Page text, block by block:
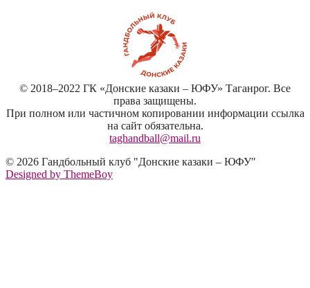
© 2018–2022 ГК «Донские казаки – ЮФУ» Таганрог. Все
права защищены.
При полном или частичном копировании информации ссылка
на сайт обязательна.
taghandball@mail.ru
© 2026 Гандбольный клуб "Донские казаки – ЮФУ"
Designed by ThemeBoy